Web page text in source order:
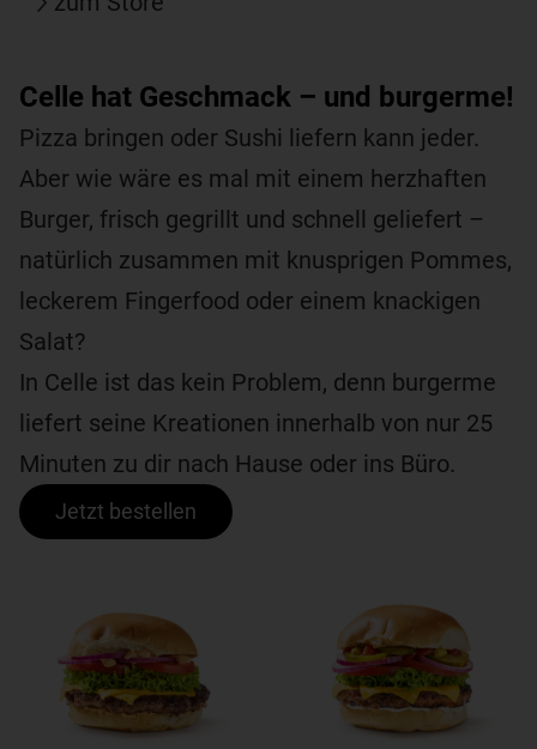
Celle hat Geschmack – und burgerme!
Pizza bringen oder Sushi liefern kann jeder.
Aber wie wäre es mal mit einem herzhaften
Burger, frisch gegrillt und schnell geliefert –
natürlich zusammen mit knusprigen Pommes,
leckerem Fingerfood oder einem knackigen
Salat?
In Celle ist das kein Problem, denn burgerme
liefert seine Kreationen innerhalb von nur 25
Minuten zu dir nach Hause oder ins Büro.
Jetzt bestellen